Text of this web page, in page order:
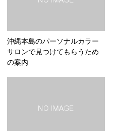
沖縄本島のパーソナルカラー
サロンで見つけてもらうため
の案内